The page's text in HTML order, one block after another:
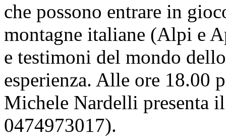
che possono entrare in
montagne italiane (Alpi e
e testimoni del mondo
esperienza. Alle ore 18.00
Michele Nardelli presenta
0474973017).